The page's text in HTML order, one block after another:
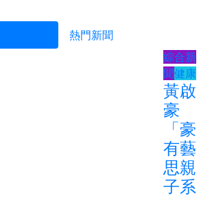
熱門新聞
綜合新
聞健康
黃啟
豪
「豪
有藝
思親
子系